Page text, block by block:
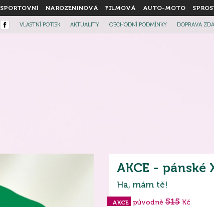
SPORTOVNÍ NAROZENINOVÁ FILMOVÁ AUTO-MOTO
VLASTNÍ POTISK AKTUALITY OBCHODNÍ PODMÍNKY DOPRAVA
AKCE - pánské
Ha, mám tě!
AKCE původně 515 Kč